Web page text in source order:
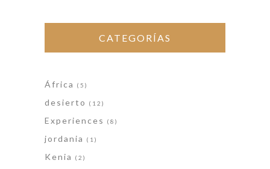
CATEGORÍAS
África (5)
desierto (12)
Experiences (8)
jordania (1)
Kenia (2)